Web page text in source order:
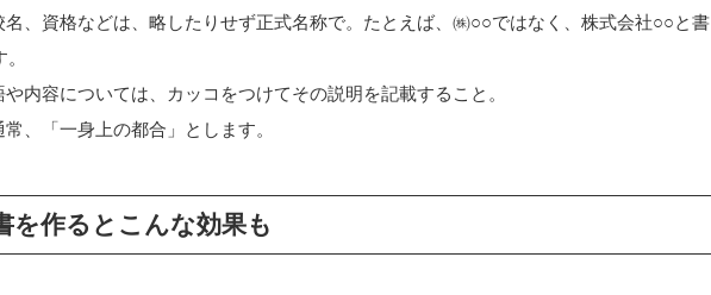
、資格などは、略したりせず正式名称で。たとえば、㈱○○ではなく、株式会社○○と書
内容については、カッコをつけてその説明を記載すること。
、「一身上の都合」とします。
を作るとこんな効果も